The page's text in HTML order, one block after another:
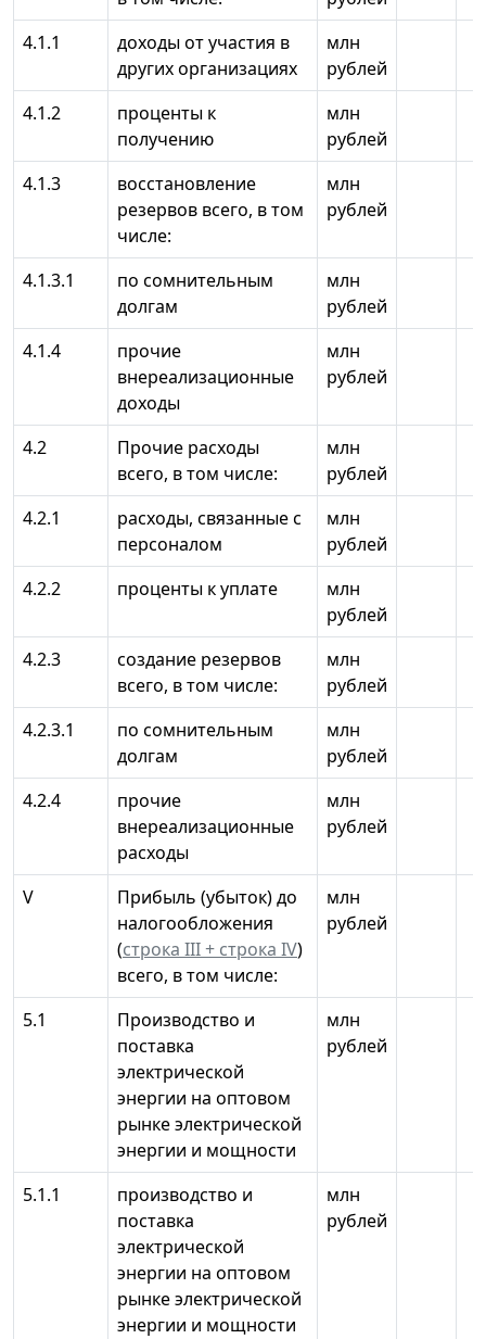
4.1.1
доходы от участия в
других организациях
млн
рублей
4.1.2
проценты к
получению
млн
рублей
4.1.3
восстановление
резервов всего, в том
числе:
млн
рублей
4.1.3.1
по сомнительным
долгам
млн
рублей
4.1.4
прочие
внереализационные
доходы
млн
рублей
4.2
Прочие расходы
всего, в том числе:
млн
рублей
4.2.1
расходы, связанные с
персоналом
млн
рублей
4.2.2
проценты к уплате
млн
рублей
4.2.3
создание резервов
всего, в том числе:
млн
рублей
4.2.3.1
по сомнительным
долгам
млн
рублей
4.2.4
прочие
внереализационные
расходы
млн
рублей
V
Прибыль (убыток) до
налогообложения
(строка III + строка IV)
всего, в том числе:
млн
рублей
5.1
Производство и
поставка
электрической
энергии на оптовом
рынке электрической
энергии и мощности
млн
рублей
5.1.1
производство и
поставка
электрической
энергии на оптовом
рынке электрической
энергии и мощности
млн
рублей